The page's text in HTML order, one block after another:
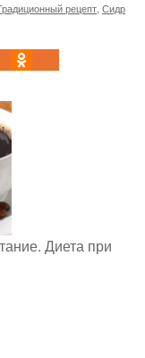
рецепт Сидр
Диета при